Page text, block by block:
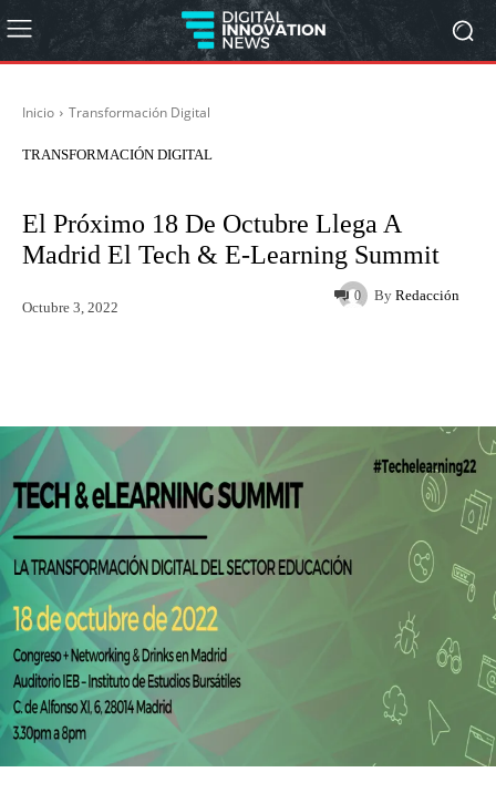
Inicio Transformación Digital
TRANSFORMACIÓN DIGITAL
El Próximo 18 De Octubre Llega A
Madrid El Tech & E-Learning Summit
By Redacción
Octubre 3, 2022
0